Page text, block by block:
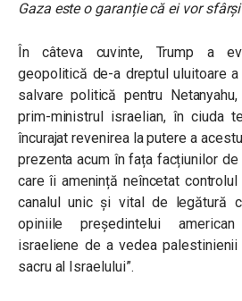
Gaza este o garanție că ei vor
În câteva cuvinte, Trump a
geopolitică de-a dreptul uluitoare
salvare politică pentru
prim-ministrul israelian, în ciuda
încurajat revenirea la putere a
prezenta acum în fața facțiunilor
care îi amenință neîncetat
canalul unic și vital de legătură
opiniile președintelui
israeliene de a vedea palestinienii
sacru al Israelului”.